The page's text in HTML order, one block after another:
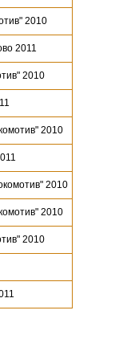
2010
2011
2010
2010
2010
2010
2010